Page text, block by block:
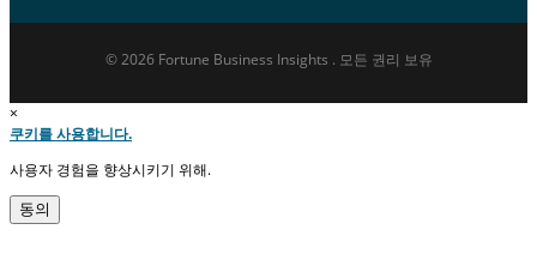
© 2026 Fortune Business Insights . 모든 권리 보유
×
쿠키를 사용합니다.
사용자 경험을 향상시키기 위해.
동의